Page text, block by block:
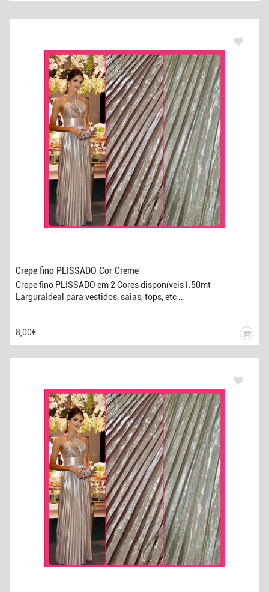
Crepe fino PLISSADO Cor Creme
Crepe fino PLISSADO em 2 Cores disponíveis1.50mt
LarguraIdeal para vestidos, saias, tops, etc ..
8,00€